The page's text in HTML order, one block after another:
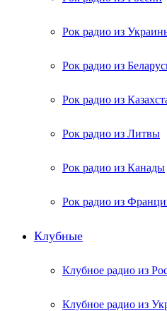
Рок радио из
Рок радио из
Рок радио из
Рок радио из Литвы
Рок радио из Канады
Рок радио из
Клубные
Клубное радио из
Клубное радио из